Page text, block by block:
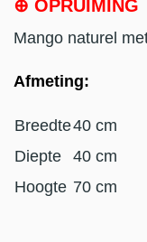
⊕ OPRUIMING
Mango naturel
Afmeting:
Breedte40 cm
Diepte
40 cm
Hoogte 70 cm